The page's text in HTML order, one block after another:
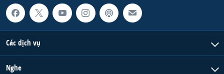
Các dịch vụ
Nghe